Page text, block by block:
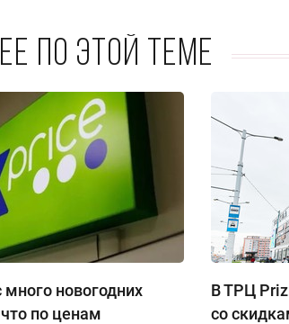
по этой теме
много новогодних
по ценам
В ТРЦ
со